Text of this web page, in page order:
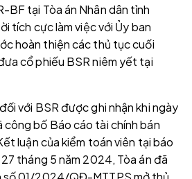
BF tại Tòa án Nhân dân tỉnh
tích cực làm việc với Ủy ban
hoàn thiện các thủ tục cuối
cổ phiếu BSR niêm yết tại
với BSR được ghi nhận khi ngày
bố Báo cáo tài chính bán
luận của kiểm toán viên tại báo
tháng 5 năm 2024, Tòa án đã